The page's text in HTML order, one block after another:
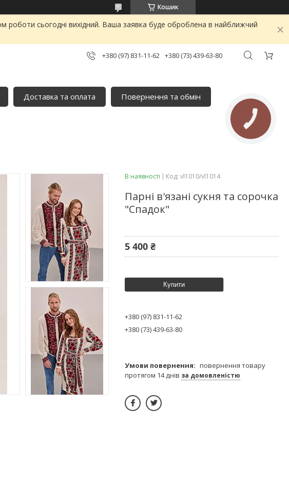
Кошик
роботи сьогодні вихідний. Ваша заявка буде оброблена в найближчий
+380 (97) 831-11-62 +380 (73) 439-63-80
Доставка та оплата
Повернення та обмін
В наявності Код: vl1010/vl1014
Парні в'язані сукня та сорочка
"Спадок"
5 400 ₴
Купити
+380 (97) 831-11-62
+380 (73) 439-63-80
повернення товару
протягом 14 днів за домовленістю
КНОПКА
ЗВ'ЯЗКУ